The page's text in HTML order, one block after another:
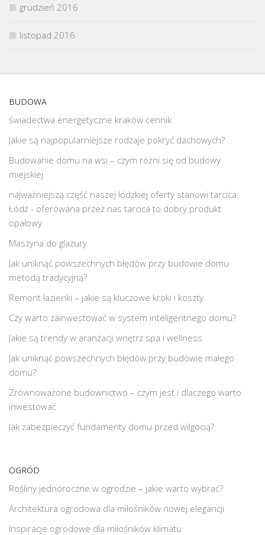
grudzień 2016
listopad 2016
BUDOWA
świadectwa energetyczne kraków cennik
Jakie są najpopularniejsze rodzaje pokryć dachowych?
Budowanie domu na wsi – czym różni się od budowy
miejskiej
najważniejszą część naszej łódzkiej oferty stanowi tarcica
Łódź - oferowana przez nas tarcica to dobry produkt
opałowy
Maszyna do glazury
Jak uniknąć powszechnych błędów przy budowie domu
metodą tradycyjną?
Remont łazienki – jakie są kluczowe kroki i koszty
Czy warto zainwestować w system inteligentnego domu?
Jakie są trendy w aranżacji wnętrz spa i wellness
Jak uniknąć powszechnych błędów przy budowie małego
domu?
Zrównoważone budownictwo – czym jest i dlaczego warto
inwestować
Jak zabezpieczyć fundamenty domu przed wilgocią?
OGRÓD
Rośliny jednoroczne w ogrodzie – jakie warto wybrać?
Architektura ogrodowa dla miłośników nowej elegancji
Inspiracje ogrodowe dla miłośników klimatu